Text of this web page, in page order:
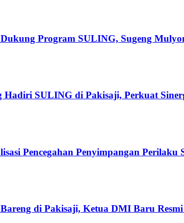
Program SULING, Sugeng
SULING di Pakisaji, Perkuat
Pencegahan Penyimpangan Perilaku
di Pakisaji, Ketua DMI Baru